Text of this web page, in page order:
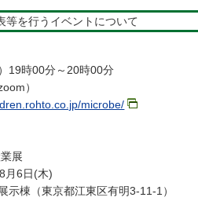
等を行うイベントについて
19時00分～20時00分
）
microbe/
展
月6日(木)
棟（東京都江東区有明3-11-1）